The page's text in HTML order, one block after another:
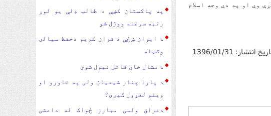
وې او په دې وجه اسلام
انتشار: 1396/01/31
په پاکستان کښې د طالب ډلې یو لوړ
رتبه سرغنه ووژل شو
د ایران ښځې د قران کریم دحفظ سیالۍ
وګټله
د مشال خان قاتل نیول شوی
د پارا چنار شیعیان ولی په خاورو او
وینو لغړول کیږی؟
دعراق ولسی مبارز ځواک له داعشی